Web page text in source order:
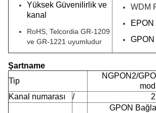
Yüksek Güvenilirlik ve
kanal
RoHS, Telcordia GR-1209
ve GR-1221 uyumludur
WDM
EPON
GPON
Şartname
Tip
NGPON2/
Kanal numarası
/ 2
GPON